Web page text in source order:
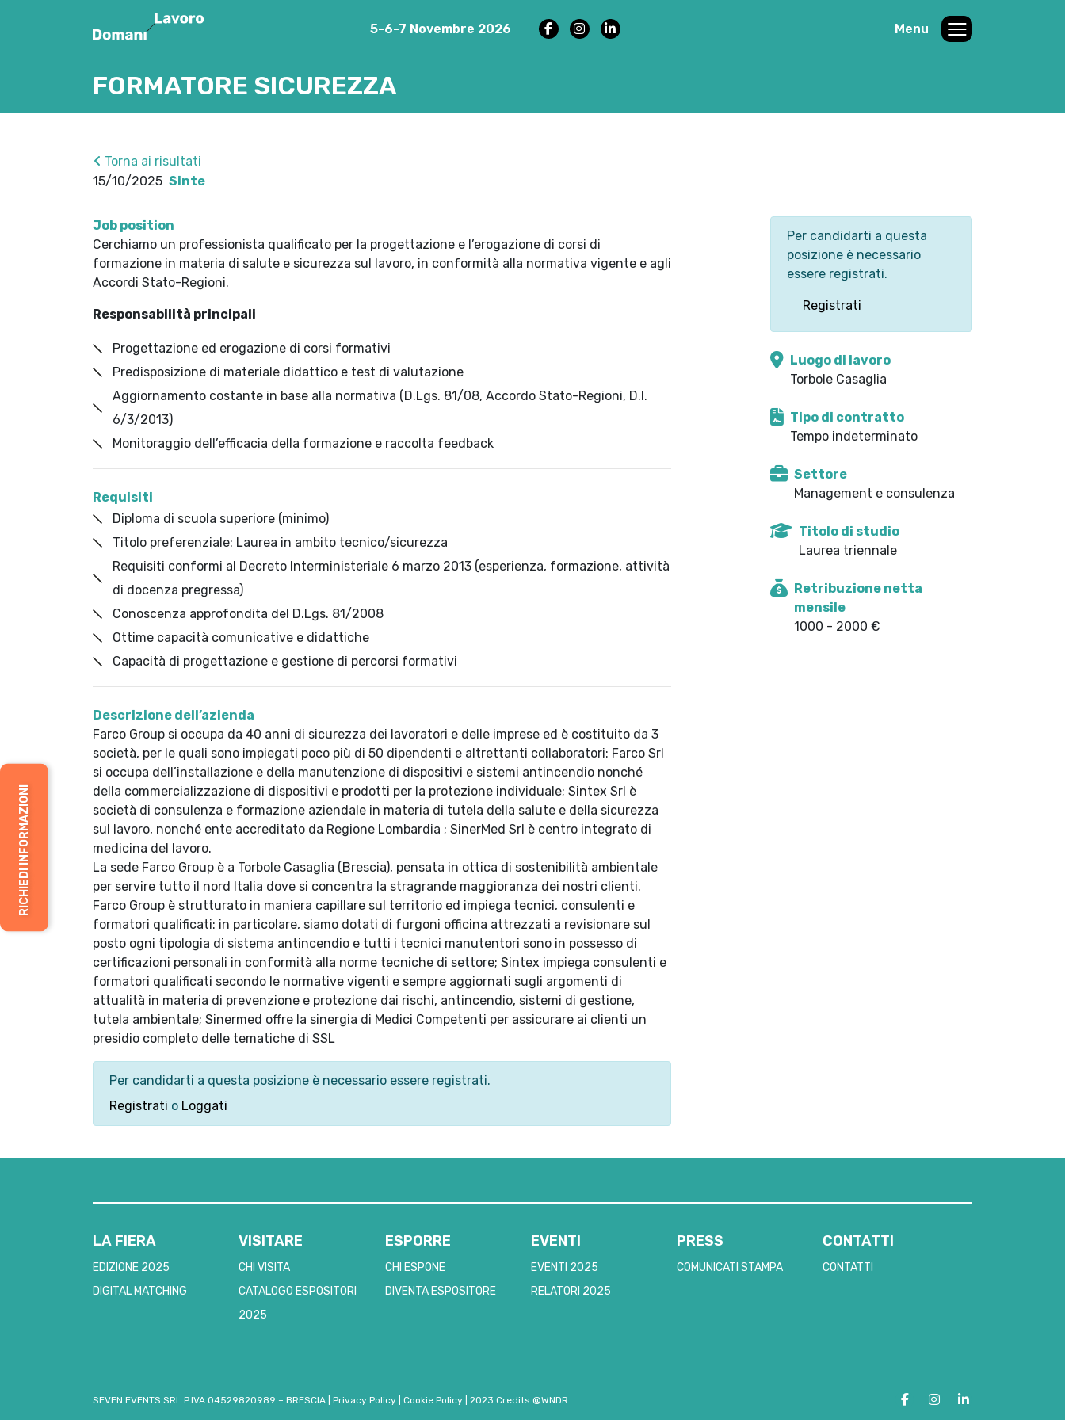
5-6-7 Novembre 2026 Menu
RICHIEDI INFORMAZIONI
FORMATORE SICUREZZA
Torna ai risultati
15/10/2025 Sinte
Job position
Cerchiamo un professionista qualificato per la progettazione e l’erogazione di corsi di
formazione in materia di salute e sicurezza sul lavoro, in conformità alla normativa vigente e agli
Accordi Stato-Regioni.
Responsabilità principali
Progettazione ed erogazione di corsi formativi
Predisposizione di materiale didattico e test di valutazione
Aggiornamento costante in base alla normativa (D.Lgs. 81/08, Accordo Stato-Regioni, D.I.
6/3/2013)
Monitoraggio dell’efficacia della formazione e raccolta feedback
Requisiti
Diploma di scuola superiore (minimo)
Titolo preferenziale: Laurea in ambito tecnico/sicurezza
Requisiti conformi al Decreto Interministeriale 6 marzo 2013 (esperienza, formazione, attività
di docenza pregressa)
Conoscenza approfondita del D.Lgs. 81/2008
Ottime capacità comunicative e didattiche
Capacità di progettazione e gestione di percorsi formativi
Descrizione dell’azienda
Farco Group si occupa da 40 anni di sicurezza dei lavoratori e delle imprese ed è costituito da 3
società, per le quali sono impiegati poco più di 50 dipendenti e altrettanti collaboratori: Farco Srl
si occupa dell’installazione e della manutenzione di dispositivi e sistemi antincendio nonché
della commercializzazione di dispositivi e prodotti per la protezione individuale; Sintex Srl è
società di consulenza e formazione aziendale in materia di tutela della salute e della sicurezza
sul lavoro, nonché ente accreditato da Regione Lombardia ; SinerMed Srl è centro integrato di
medicina del lavoro.
La sede Farco Group è a Torbole Casaglia (Brescia), pensata in ottica di sostenibilità ambientale
per servire tutto il nord Italia dove si concentra la stragrande maggioranza dei nostri clienti.
Farco Group è strutturato in maniera capillare sul territorio ed impiega tecnici, consulenti e
formatori qualificati: in particolare, siamo dotati di furgoni officina attrezzati a revisionare sul
posto ogni tipologia di sistema antincendio e tutti i tecnici manutentori sono in possesso di
certificazioni personali in conformità alla norme tecniche di settore; Sintex impiega consulenti e
formatori qualificati secondo le normative vigenti e sempre aggiornati sugli argomenti di
attualità in materia di prevenzione e protezione dai rischi, antincendio, sistemi di gestione,
tutela ambientale; Sinermed offre la sinergia di Medici Competenti per assicurare ai clienti un
presidio completo delle tematiche di SSL
Per candidarti a questa posizione è necessario essere registrati.
Registrati o Loggati
Per candidarti a questa
posizione è necessario
essere registrati.
Registrati
Luogo di lavoro
Torbole Casaglia
Tipo di contratto
Tempo indeterminato
Settore
Management e consulenza
Titolo di studio
Laurea triennale
Retribuzione netta
mensile
1000 - 2000 €
LA FIERA
EDIZIONE 2025
DIGITAL MATCHING
VISITARE
CHI VISITA
CATALOGO ESPOSITORI
2025
ESPORRE
CHI ESPONE
DIVENTA ESPOSITORE
EVENTI
EVENTI 2025
RELATORI 2025
PRESS
COMUNICATI STAMPA
CONTATTI
CONTATTI
SEVEN EVENTS SRL P.IVA 04529820989 – BRESCIA Privacy Policy Cookie Policy 2023 Credits @WNDR